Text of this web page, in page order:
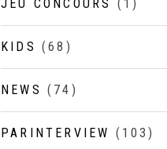
JEU CONCOURS (1)
KIDS (68)
NEWS (74)
PARINTERVIEW (103)